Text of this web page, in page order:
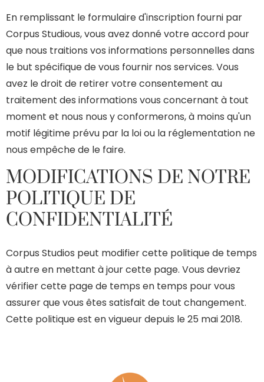
En remplissant le formulaire d'inscription fourni par
Corpus Studious, vous avez donné votre accord pour
que nous traitions vos informations personnelles dans
le but spécifique de vous fournir nos services. Vous
avez le droit de retirer votre consentement au
traitement des informations vous concernant à tout
moment et nous nous y conformerons, à moins qu'un
motif légitime prévu par la loi ou la réglementation ne
nous empêche de le faire.
MODIFICATIONS DE NOTRE
POLITIQUE DE
CONFIDENTIALITÉ
Corpus Studios peut modifier cette politique de temps
à autre en mettant à jour cette page. Vous devriez
vérifier cette page de temps en temps pour vous
assurer que vous êtes satisfait de tout changement.
Cette politique est en vigueur depuis le 25 mai 2018.